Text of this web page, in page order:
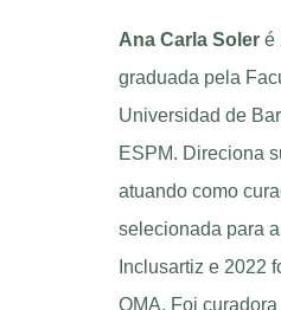
Ana Carla Soleré
graduada pela
Universidad de
ESPM. Direciona
atuando como
selecionada para
Inclusartiz e 2022
OMA. Foi